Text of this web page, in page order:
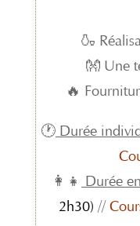
🍶
👐 Une
🔥
🕐Durée
👩‍👧
Durée
2h30) //